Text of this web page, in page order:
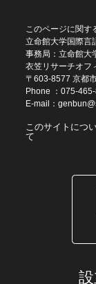
このページに関す
立命館大学国際言
事務局：立命館大
衣笠リサーチオフ
〒603-8577 京都
Phone ：
E-mail：
このサイトにつ
て